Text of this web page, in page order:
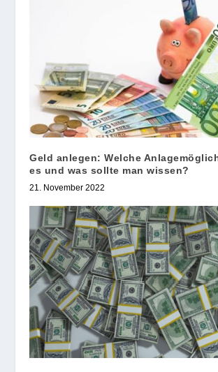
Geld anlegen: Welche
es und was sollte man wissen?
21. November 2022